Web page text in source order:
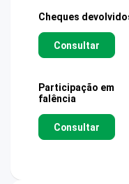
Cheques
Consultar
Participação em
falência
Consultar